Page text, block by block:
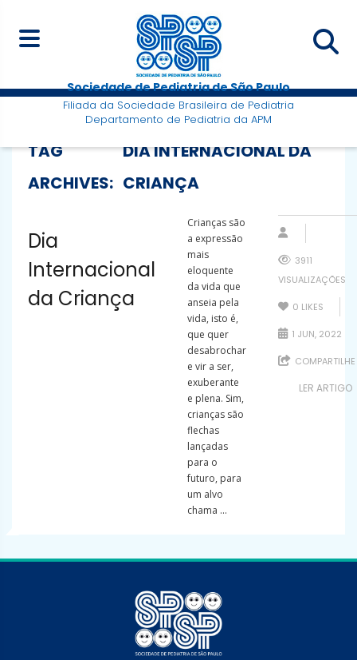
Sociedade de Pediatria de São Paulo
Filiada da Sociedade Brasileira de Pediatria
Departamento de Pediatria da APM
TAG
ARCHIVES:
DIA INTERNACIONAL DA
CRIANÇA
Dia
Internacional
da Criança
Crianças são
a expressão
mais
eloquente
da vida que
anseia pela
vida, isto é,
que quer
desabrochar
e vir a ser,
exuberante
e plena. Sim,
crianças são
flechas
lançadas
para o
futuro, para
um alvo
chama ...
3911
VISUALIZAÇÕES
0 LIKES
1 JUN, 2022
COMPARTILHE
LER ARTIGO